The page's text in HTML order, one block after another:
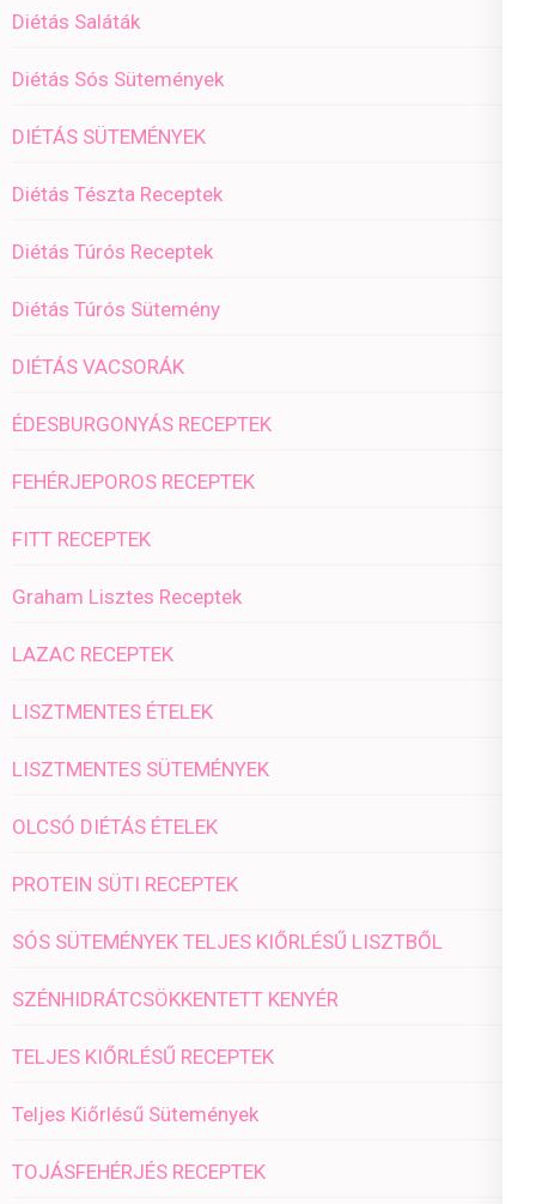
Diétás Saláták
Diétás Sós Sütemények
DIÉTÁS SÜTEMÉNYEK
Diétás Tészta Receptek
Diétás Túrós Receptek
Diétás Túrós Sütemény
DIÉTÁS VACSORÁK
ÉDESBURGONYÁS RECEPTEK
FEHÉRJEPOROS RECEPTEK
FITT RECEPTEK
Graham Lisztes Receptek
LAZAC RECEPTEK
LISZTMENTES ÉTELEK
LISZTMENTES SÜTEMÉNYEK
OLCSÓ DIÉTÁS ÉTELEK
PROTEIN SÜTI RECEPTEK
SÓS SÜTEMÉNYEK TELJES KIŐRLÉSŰ LISZTBŐL
SZÉNHIDRÁTCSÖKKENTETT KENYÉR
TELJES KIŐRLÉSŰ RECEPTEK
Teljes Kiőrlésű Sütemények
TOJÁSFEHÉRJÉS RECEPTEK